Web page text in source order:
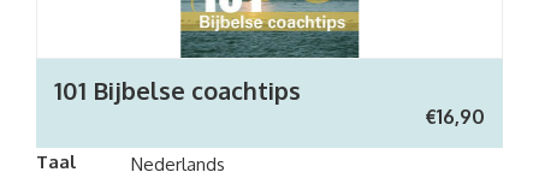
101 Bijbelse coachtips
€16,90
Taal
Nederlands